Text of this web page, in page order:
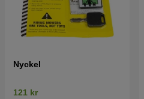
Nyckel
121 kr